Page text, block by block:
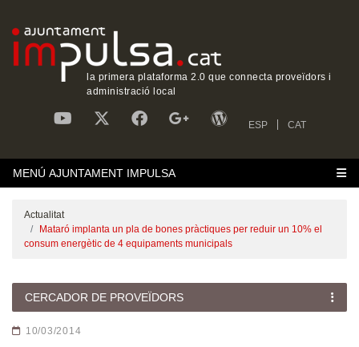
la primera plataforma 2.0 que connecta proveïdors i
administració local
ESP CAT
MENÚ AJUNTAMENT IMPULSA
Actualitat
Mataró implanta un pla de bones pràctiques per reduir un 10% el
consum energètic de 4 equipaments municipals
CERCADOR DE PROVEÏDORS
10/03/2014